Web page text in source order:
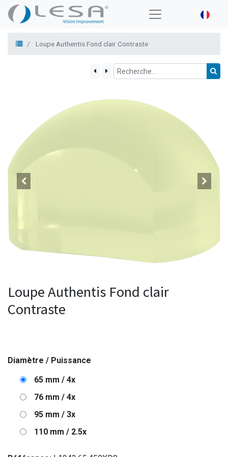
Loupe Authentis Fond clair Contraste
Loupe Authentis Fond clair
Contraste
Diamètre / Puissance
65 mm / 4x
76 mm / 4x
95 mm / 3x
110 mm / 2.5x